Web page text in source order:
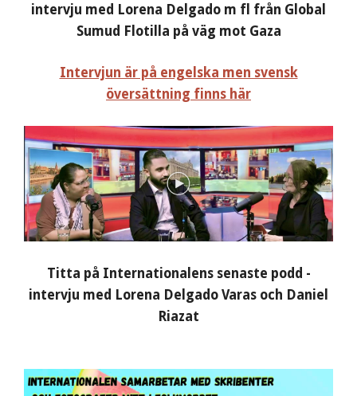
intervju med Lorena Delgado m fl från Global
Sumud Flotilla på väg mot Gaza
Intervjun är på engelska men svensk
översättning finns här
Titta på Internationalens senaste podd -
intervju med Lorena Delgado Varas och Daniel
Riazat